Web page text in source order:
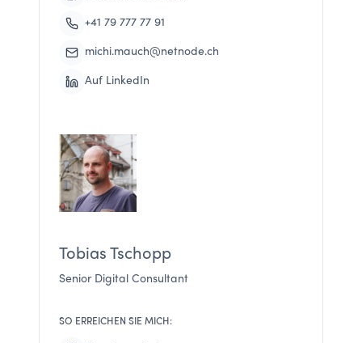
+41 79 777 77 91
michi.mauch@netnode.ch
Auf LinkedIn
Tobias Tschopp
Senior Digital Consultant
SO ERREICHEN SIE MICH: